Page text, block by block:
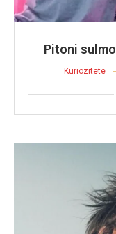
Pitoni
Kuriozitete